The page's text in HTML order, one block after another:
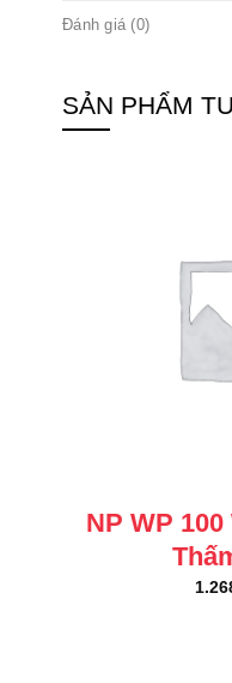
Đánh giá (0)
SẢN PHẨM
NP WP